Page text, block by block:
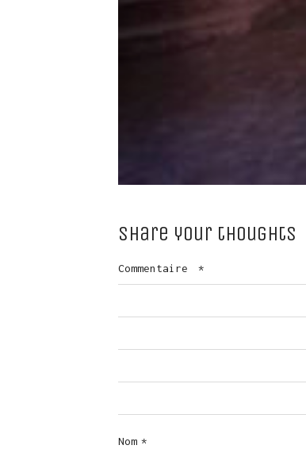
Share your thoughts
Commentaire *
Nom *